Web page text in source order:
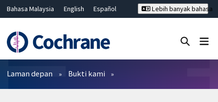
Bahasa Malaysia English
Español
Hrvatski
Deutsch ไทย
繁體中文
简体中文
Lebih banyak bahasa
Penapis
Laman depan Bukti kami